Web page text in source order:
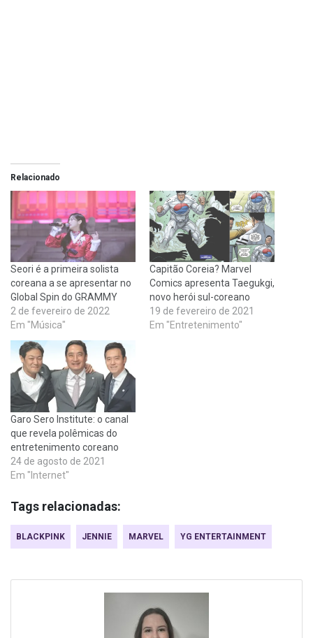
Relacionado
Seori é a primeira solista
coreana a se apresentar no
Global Spin do GRAMMY
2 de fevereiro de 2022
Em "Música"
Capitão Coreia? Marvel
Comics apresenta Taegukgi,
novo herói sul-coreano
19 de fevereiro de 2021
Em "Entretenimento"
Garo Sero Institute: o canal
que revela polêmicas do
entretenimento coreano
24 de agosto de 2021
Em "Internet"
Tags relacionadas:
BLACKPINK JENNIE MARVEL YG ENTERTAINMENT